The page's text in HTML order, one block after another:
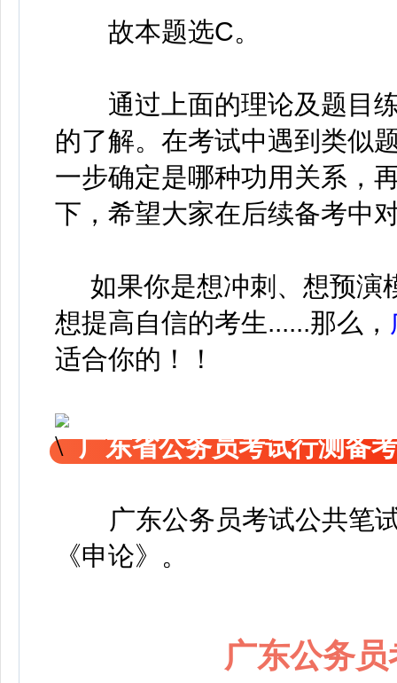
故本题选C。
通过上面的理论及题目练
的了解。在考试中遇到类似
一步确定是哪种功用关系，
下，希望大家在后续备考中
如果你是想冲刺、想预演
想提高自信的考生......那么，
适合你的！！
广东省公务员考试行测备
广东公务员考试公共笔
《申论》 。
广东公务